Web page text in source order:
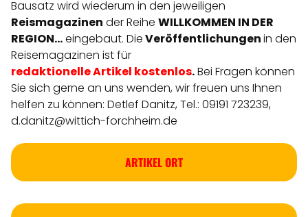
Bausatz wird wiederum in den jeweiligen
Reismagazinen der Reihe WILLKOMMEN IN DER
REGION...eingebaut. DieVeröffentlichungenin den
Reisemagazinen ist für
redaktionelleArtikel kostenlos.Bei Fragen können
Sie sich gerne an uns wenden, wir freuen uns Ihnen
helfen zu können: Detlef Danitz, Tel.: 09191 723239,
d.danitz@wittich-forchheim.de
ARTIKEL ORT